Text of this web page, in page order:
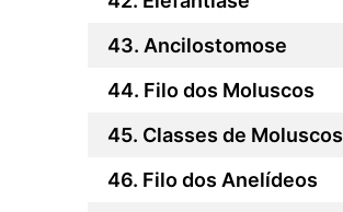
Ancilostomose
Filo dos Moluscos
Classes de Moluscos
Filo dos Anelídeos